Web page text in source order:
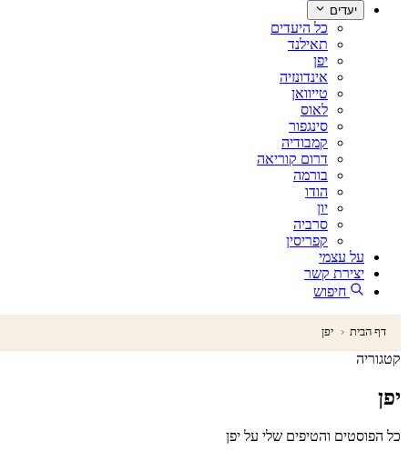
יעדים
כל היעדים
תאילנד
יפן
אינדונזיה
טייוואן
לאוס
סינגפור
קמבודיה
דרום קוריאה
בורמה
הודו
יון
סרביה
קפריסין
על עצמי
יצירת קשר
חיפוש
דף הבית ‹ יפן
קטגוריה
יפן
כל הפוסטים והטיפים שלי על יפן